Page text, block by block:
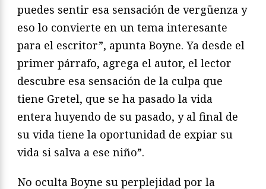
puedes sentir esa sensación de vergüenza y
eso lo convierte en un tema interesante
para el escritor”, apunta Boyne. Ya desde el
primer párrafo, agrega el autor, el lector
descubre esa sensación de la culpa que
tiene Gretel, que se ha pasado la vida
entera huyendo de su pasado, y al final de
su vida tiene la oportunidad de expiar su
vida si salva a ese niño”.
No oculta Boyne su perplejidad por la